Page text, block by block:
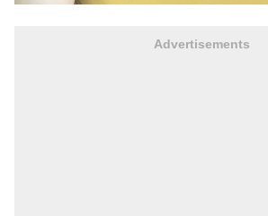
Advertisements